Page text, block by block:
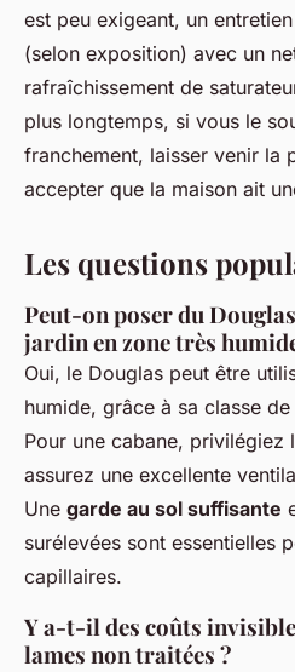
est peu exigeant, un
(selon exposition) avec un
rafraîchissement de
plus longtemps, si vous le
franchement, laisser venir la
accepter que la maison ait
Les questions
Peut-on poser du
jardin en zone très
Oui, le Douglas peut être
humide, grâce à sa classe
Pour une cabane, privilégiez
assurez une excellente
Une garde au sol suffisante
surélevées sont essentielles
capillaires.
Y a-t-il des coûts
lames non traitées ?